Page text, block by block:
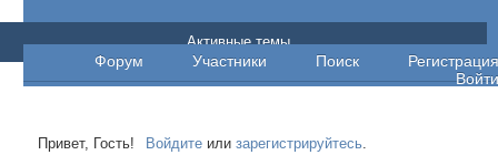
Боухантеры.ру
Форум Участники Поиск
Регистрация
Войти
Активные темы
Привет, Гость! Войдите илизарегистрируйтесь.